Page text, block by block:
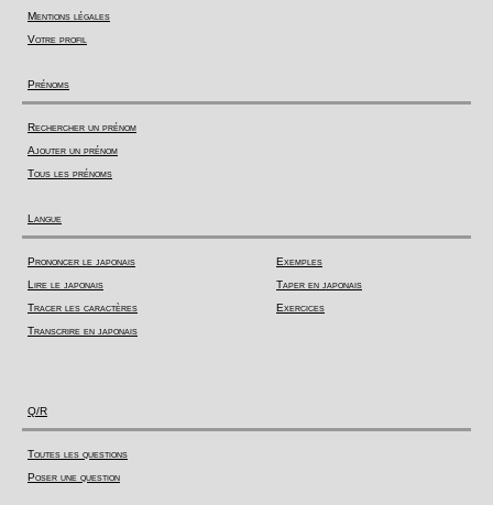
Mentions légales
Votre profil
Prénoms
Rechercher un prénom
Ajouter un prénom
Tous les prénoms
Langue
Prononcer le japonais
Lire le japonais
Tracer les caractères
Transcrire en japonais
Exemples
Taper en japonais
Exercices
Q/R
Toutes les questions
Poser une question